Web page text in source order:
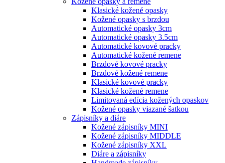
Klasické kožené opasky
Kožené opasky s brzdou
Automatické opasky 3cm
Automatické opasky 3.5cm
Automatické kovové pracky
Automatické kožené remene
Brzdové kovové pracky
Brzdové kožené remene
Klasické kovové pracky
Klasické kožené remene
Limitovaná edícia kožených opaskov
Kožené opasky viazané šatkou
Zápisníky a diáre
Kožené zápisníky MINI
Kožené zápisníky MIDDLE
Kožené zápisníky XXL
Diáre a zápisníky